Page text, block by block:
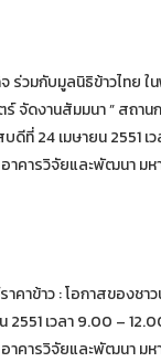
ร่วมกับมูลนิธิข้าวไทย ใ
จัดงานสัมมนา ” สถาน
ดีที่ 24 เมษายน 2551
าคารวิจัยและพัฒนา มห
คาข้าว : โอกาสของชาว
เวลา 9.00 –
าคารวิจัยและพัฒนา มห